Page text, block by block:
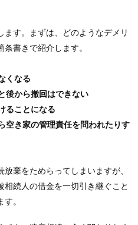
す。まずは、どのようなデメリ
書きで紹介します。
くなる
後から撤回はできない
ることになる
空き家の管理責任を問われたりす
棄をためらってしまいますが、
続人の借金を一切引き継ぐこと
。